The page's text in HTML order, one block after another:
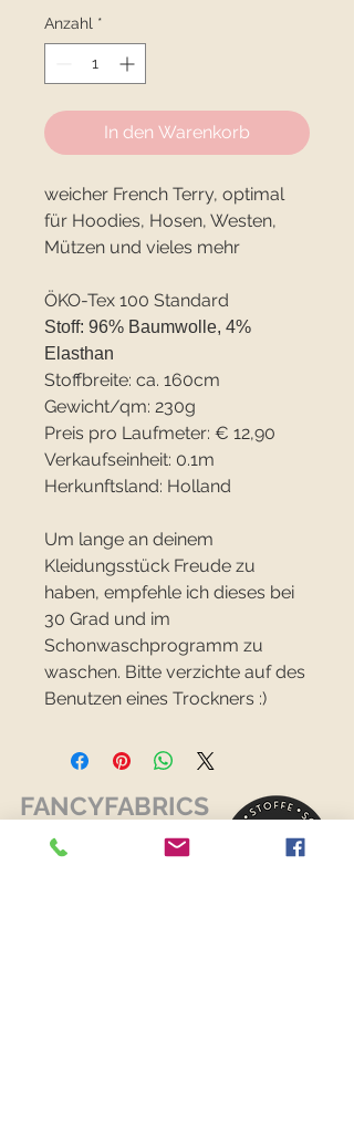
Meter
Anzahl *
In den Warenkorb
weicher French Terry, optimal
für Hoodies, Hosen, Westen,
Mützen und vieles mehr
ÖKO-Tex 100 Standard
Stoff: 96% Baumwolle, 4%
Elasthan
Stoffbreite: ca. 160cm
Gewicht/qm: 230g
Preis pro Laufmeter: € 12,90
Verkaufseinheit: 0.1m
Herkunftsland: Holland
Um lange an deinem
Kleidungsstück Freude zu
haben, empfehle ich dieses bei
30 Grad und im
Schonwaschprogramm zu
waschen. Bitte verzichte auf des
Benutzen eines Trockners :)
FANCYFABRICS